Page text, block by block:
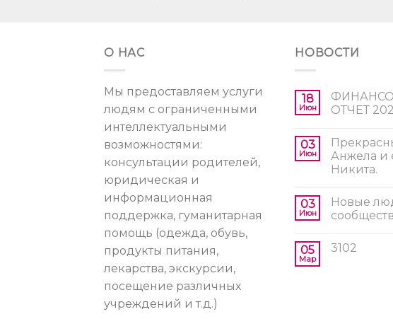
О НАС
Мы предоставляем услуги
людям с ограниченными
интеллектуальными
возможностями:
консультации родителей,
юридическая и
информационная
поддержка, гуманитарная
помощь (одежда, обувь,
продукты питания,
лекарства, экскурсии,
посещение различных
учреждений и т.д.)
НОВОСТИ
18
Июн
ОТЧЕТ
03
Июн
Анжела и
Никита.
03
Июн
Новые
05
Мар
3102